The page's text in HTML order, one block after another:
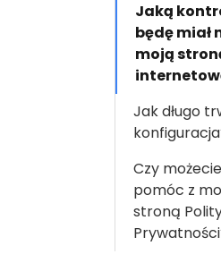
Jaką
będę miał
moją
Jak długo
Czy
pomóc z
stroną